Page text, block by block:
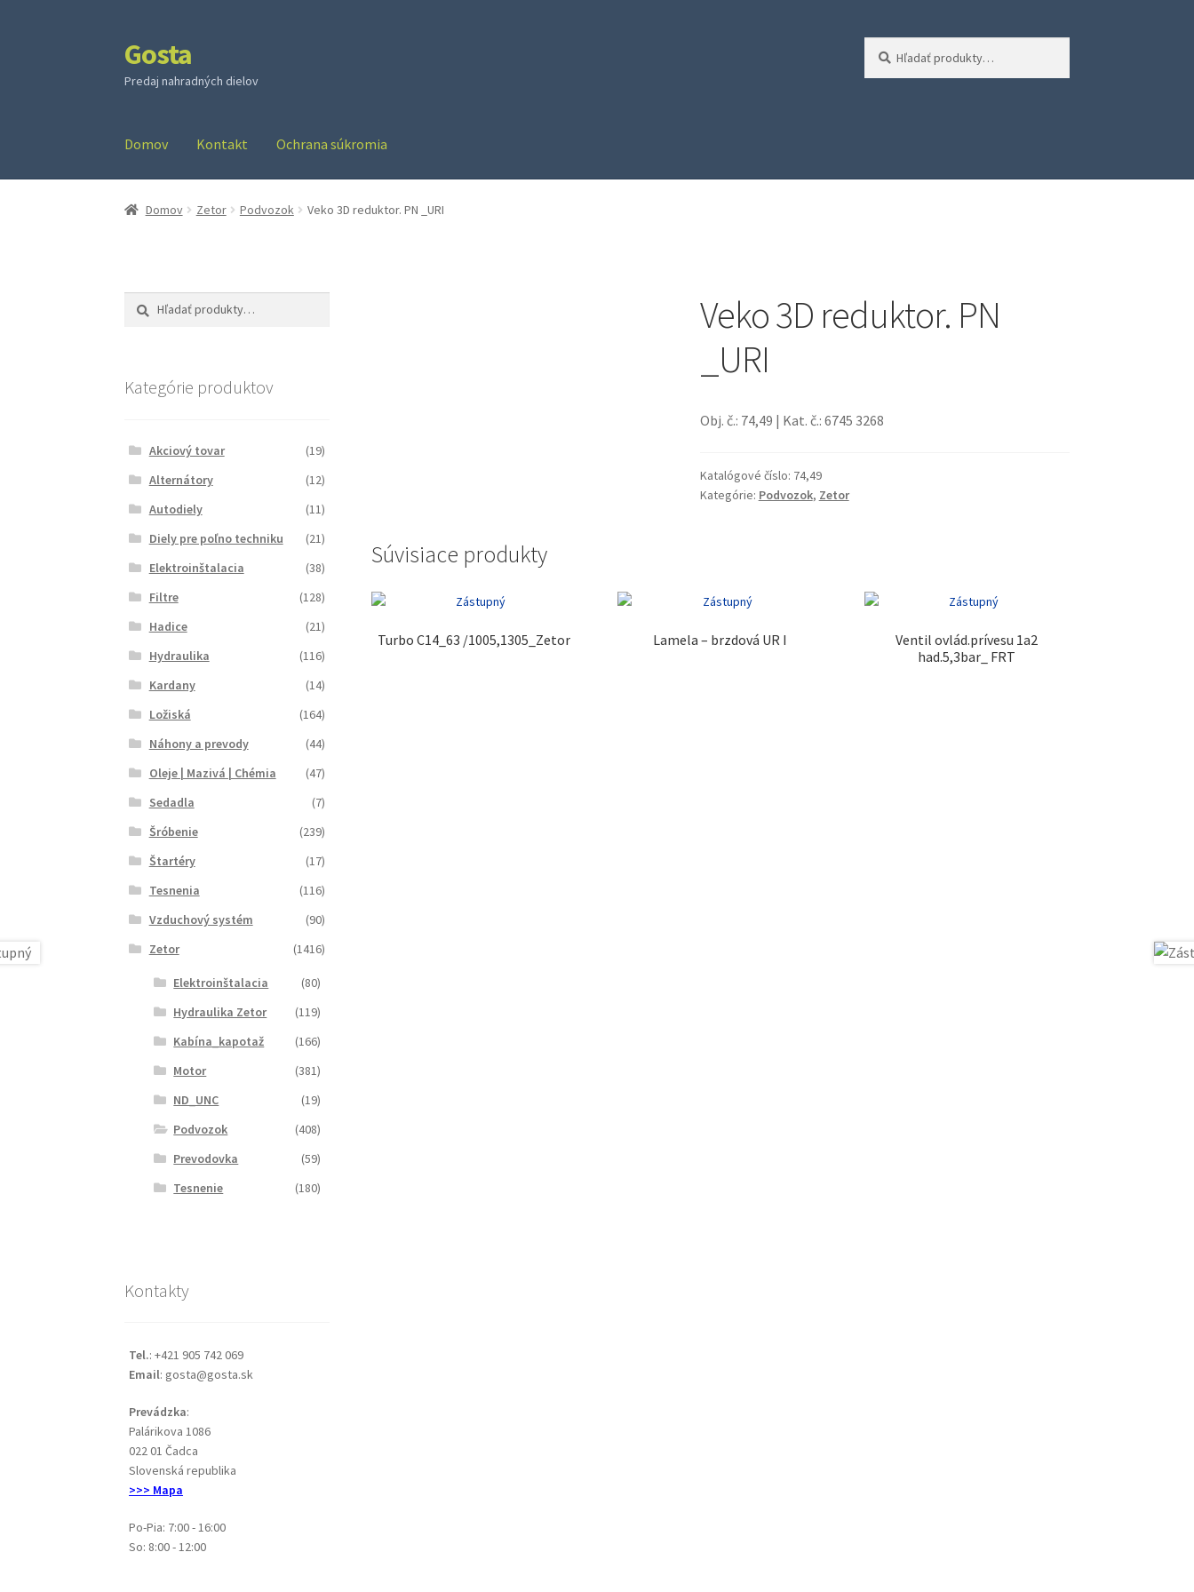
Preskočiť
na
navigáciu
Preskočiť
na
obsah
Gosta
Predaj nahradných dielov
Domov Kontakt Ochrana súkromia
Domov Zetor Podvozok Veko 3D reduktor. PN _URI
Veko 3D reduktor. PN
_URI
Obj. č.: 74,49 | Kat. č.: 6745 3268
Katalógové číslo: 74,49
Kategórie: Podvozok, Zetor
Súvisiace produkty
Turbo C14_63 /1005,1305_Zetor Lamela – brzdová UR I
Ventil ovlád.prívesu 1a2
had.5,3bar_ FRT
Hľadať:
Vyhľadávanie
Kategórie produktov
Akciový tovar
(19)
Alternátory
(12)
Autodiely
(11)
Diely pre poľno techniku
(21)
Elektroinštalacia
(38)
Filtre
(128)
Hadice
(21)
Hydraulika
(116)
Kardany
(14)
Ložiská
(164)
Náhony a prevody
(44)
Oleje | Mazivá | Chémia
(47)
Sedadla
(7)
Šróbenie
(239)
Štartéry
(17)
Tesnenia
(116)
Vzduchový systém
(90)
Zetor
(1416)
Elektroinštalacia
(80)
Hydraulika Zetor
(119)
Kabína_kapotaž
(166)
Motor
(381)
ND_UNC
(19)
Podvozok
(408)
Prevodovka
(59)
Tesnenie
(180)
Kontakty
Tel.: +421 905 742 069
Email: gosta@gosta.sk
Prevádzka:
Palárikova 1086
022 01 Čadca
Slovenská republika
>>> Mapa
Po-Pia: 7:00 - 16:00
So: 8:00 - 12:00